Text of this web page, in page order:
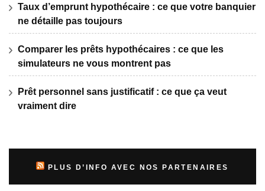
Taux d’emprunt hypothécaire : ce que votre banquier
ne détaille pas toujours
Comparer les prêts hypothécaires : ce que les
simulateurs ne vous montrent pas
Prêt personnel sans justificatif : ce que ça veut
vraiment dire
PLUS D’INFO AVEC NOS PARTENAIRES